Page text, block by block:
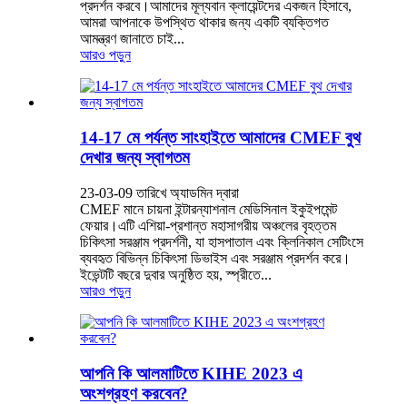
প্রদর্শন করবে।আমাদের মূল্যবান ক্লায়েন্টদের একজন হিসাবে,
আমরা আপনাকে উপস্থিত থাকার জন্য একটি ব্যক্তিগত
আমন্ত্রণ জানাতে চাই...
আরও পড়ুন
14-17 মে পর্যন্ত সাংহাইতে আমাদের CMEF বুথ
দেখার জন্য স্বাগতম
23-03-09 তারিখে অ্যাডমিন দ্বারা
CMEF মানে চায়না ইন্টারন্যাশনাল মেডিসিনাল ইকুইপমেন্ট
ফেয়ার।এটি এশিয়া-প্রশান্ত মহাসাগরীয় অঞ্চলের বৃহত্তম
চিকিৎসা সরঞ্জাম প্রদর্শনী, যা হাসপাতাল এবং ক্লিনিকাল সেটিংসে
ব্যবহৃত বিভিন্ন চিকিৎসা ডিভাইস এবং সরঞ্জাম প্রদর্শন করে।
ইভেন্টটি বছরে দুবার অনুষ্ঠিত হয়, স্প্রীতে...
আরও পড়ুন
আপনি কি আলমাটিতে KIHE 2023 এ
অংশগ্রহণ করবেন?